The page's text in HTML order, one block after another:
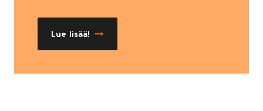
Lue lisää!